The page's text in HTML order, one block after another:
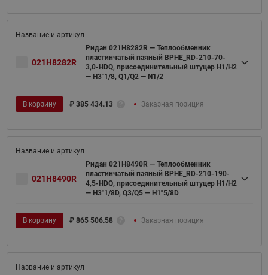
021H8282R
Ридан 021H8282R — Теплообменник
пластинчатый паяный BPHE_RD-210-70-
3,0-HDQ, присоединительный штуцер H1/H2
— H3"1/8, Q1/Q2 — N1/2
В корзину ₽ 385 434.13 Заказная позиция
021H8490R
Ридан 021H8490R — Теплообменник
пластинчатый паяный BPHE_RD-210-190-
4,5-HDQ, присоединительный штуцер H1/H2
— H3"1/8D, Q3/Q5 — H1"5/8D
В корзину ₽ 865 506.58 Заказная позиция